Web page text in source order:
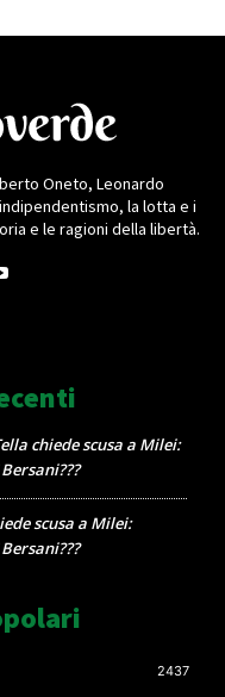
Oneto, Leonardo
la lotta e i
e le ragioni della libertà.
chiede scusa a Milei:
scusa a Milei:
2437